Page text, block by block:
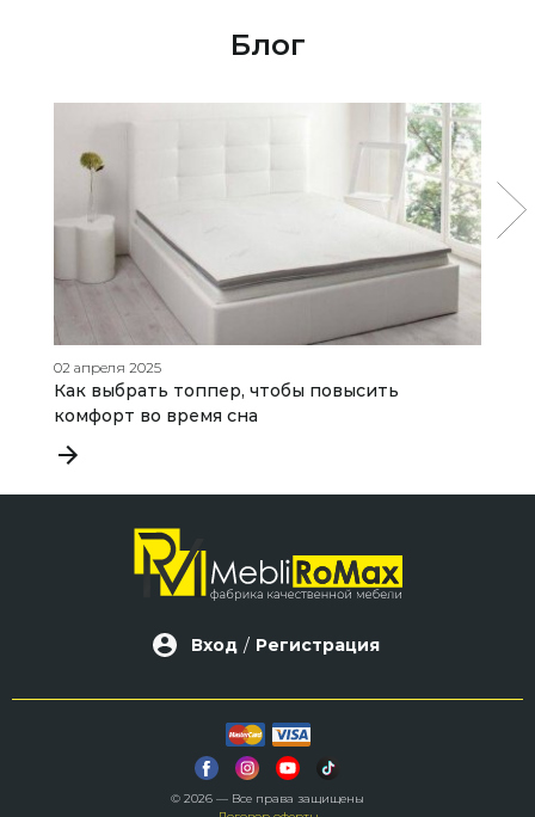
Блог
02 апреля 2025
Как выбрать топпер, чтобы повысить
комфорт во время сна
Вход / Регистрация
© 2026 — Все права защищены